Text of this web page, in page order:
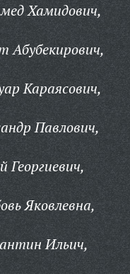
Хамидович,
Абубекирович,
Караясович,
Павлович,
Георгиевич,
Яковлевна,
Ильич,